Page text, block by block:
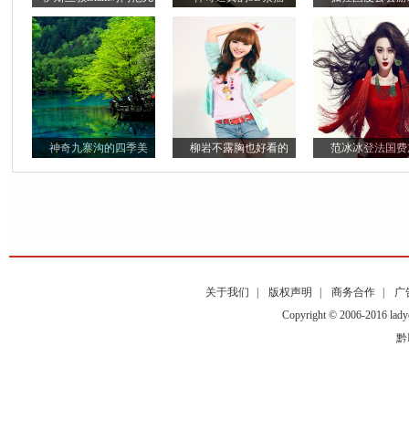
神奇九寨沟的四季美 柳岩不露胸也好看的 范冰冰登法国
关于我们 版权声明 商务合作
广
Copyright © 2006-2016
黔